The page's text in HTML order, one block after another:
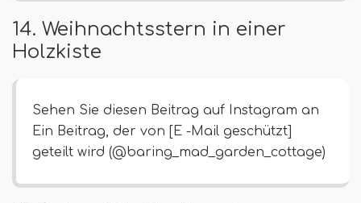
14. Weihnachtsstern in einer
Holzkiste
Sehen Sie diesen Beitrag auf Instagram an
Ein Beitrag, der von [E -Mail geschützt]
geteilt wird (@baring_mad_garden_cottage)